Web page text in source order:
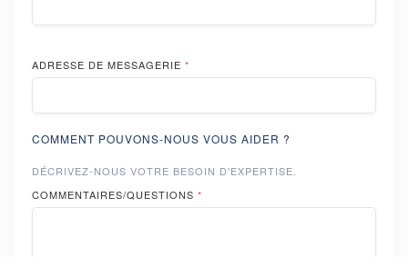
ADRESSE DE MESSAGERIE *
COMMENT POUVONS-NOUS VOUS AIDER ?
DÉCRIVEZ-NOUS VOTRE BESOIN D'EXPERTISE.
COMMENTAIRES/QUESTIONS *